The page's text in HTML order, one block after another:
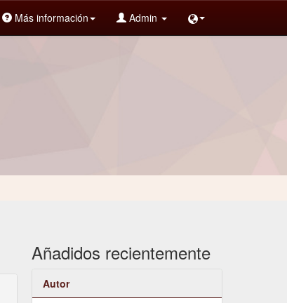
Más información Admin
Añadidos recientemente
Autor